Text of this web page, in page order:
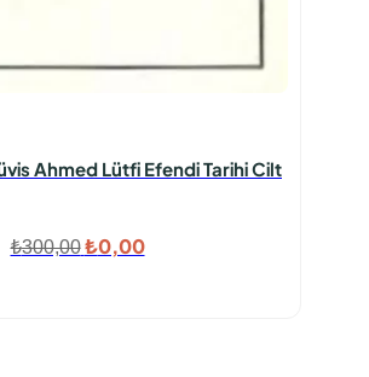
Ahmed Lütfi Efendi Tarihi Cilt
₺300,00 Orijinal
₺0,00Şu